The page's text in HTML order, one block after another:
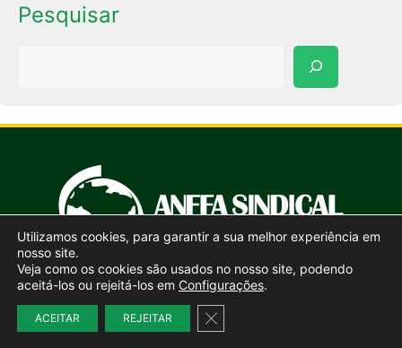
Pesquisar
Fiscais Federais Agropecuários
Utilizamos cookies, para garantir a sua melhor experiência em
nosso site.
Veja como os cookies são usados no nosso site, podendo
aceitá-los ou rejeitá-los em Configurações.
ACEITAR REJEITAR Close GDPR Cookie Banner